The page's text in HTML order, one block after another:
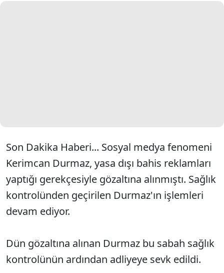
Son Dakika Haberi... Sosyal medya fenomeni
Kerimcan Durmaz, yasa dışı bahis reklamları
yaptığı gerekçesiyle gözaltına alınmıştı. Sağlık
kontrolünden geçirilen Durmaz'ın işlemleri
devam ediyor.
Dün gözaltına alınan Durmaz bu sabah sağlık
kontrolünün ardından adliyeye sevk edildi.